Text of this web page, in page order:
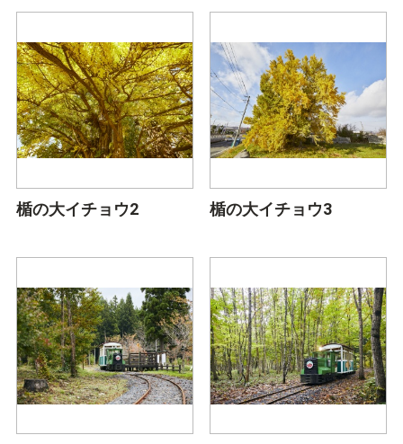
楯の大イチョウ2 楯の大イチョウ3